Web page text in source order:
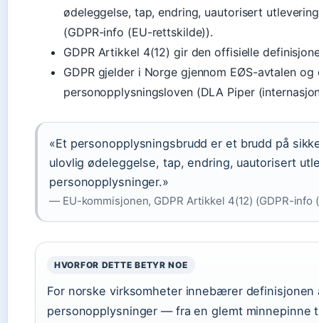
ødeleggelse, tap, endring, uautorisert
(GDPR-info (EU-rettskilde)).
GDPR Artikkel 4(12) gir den offisielle
GDPR gjelder i Norge gjennom EØS-avtalen
personopplysningsloven (DLA Piper
«Et personopplysningsbrudd er et brudd på
ulovlig ødeleggelse, tap, endring, uautorisert
personopplysninger.»
— EU-kommisjonen, GDPR Artikkel 4(12) (GDPR-info
HVORFOR DETTE BETYR NOE
For norske virksomheter innebærer
personopplysninger — fra en glemt